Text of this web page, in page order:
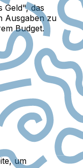
Geld", das
Ausgaben zu
Budget.
um